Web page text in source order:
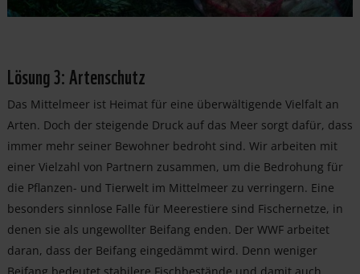
Lösung 3: Artenschutz
Das Mittelmeer ist Heimat für eine überwältigende Vielfalt an
Arten. Doch der steigende Druck auf das Meer sorgt dafür, dass
immer mehr seiner Bewohner bedroht sind. Wir arbeiten mit
einer Vielzahl von Partnern zusammen, um die Bedrohung für
die Pflanzen- und Tierwelt im Mittelmeer zu verringern. Eine
besonders sinnlose Falle für Meerestiere sind Fischernetze, in
denen sie als ungewollter Beifang enden. Der WWF arbeitet
daran, dass der Beifang eingedämmt wird. Denn weniger